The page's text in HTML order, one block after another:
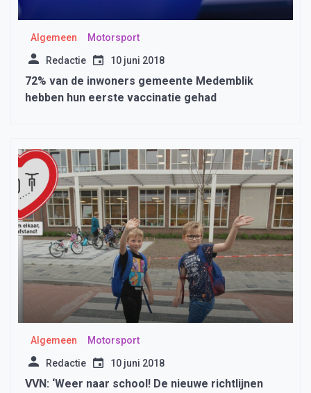
Algemeen Motorsport
Redactie 10 juni 2018
72% van de inwoners gemeente Medemblik
hebben hun eerste vaccinatie gehad
Algemeen Motorsport
Redactie 10 juni 2018
VVN: ‘Weer naar school! De nieuwe richtlijnen